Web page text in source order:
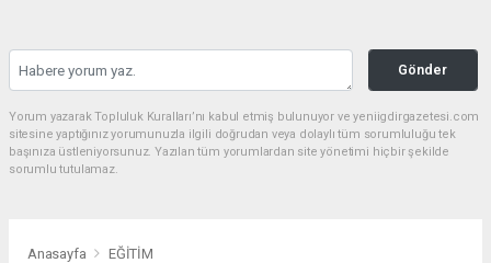
Gönder
Yorum yazarak Topluluk Kuralları’nı kabul etmiş bulunuyor ve yeniigdirgazetesi.com
sitesine yaptığınız yorumunuzla ilgili doğrudan veya dolaylı tüm sorumluluğu tek
başınıza üstleniyorsunuz. Yazılan tüm yorumlardan site yönetimi hiçbir şekilde
sorumlu tutulamaz.
Anasayfa EĞİTİM